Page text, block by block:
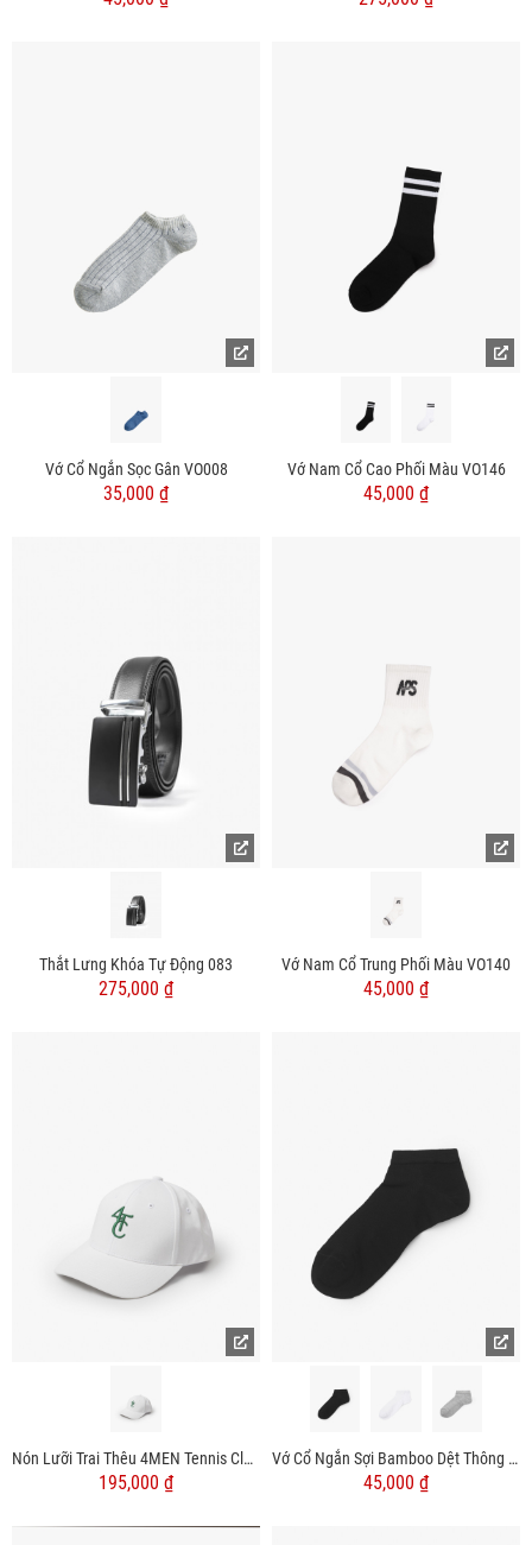
Vớ Cổ Ngắn Sọc Gân VO008
35,000 ₫
Vớ Nam Cổ Cao Phối Màu VO146
45,000 ₫
Thắt Lưng Khóa Tự Động 083
275,000 ₫
Vớ Nam Cổ Trung Phối Màu VO140
45,000 ₫
Nón Lưỡi Trai Thêu 4MEN Tennis Club MU010
195,000 ₫
Vớ Cổ Ngắn Sợi Bamboo Dệt Thông Thoáng Khử Mùi VO125
45,000 ₫